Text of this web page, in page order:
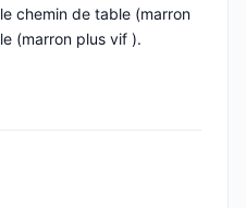
chemin de table (marron
(marron plus vif ).